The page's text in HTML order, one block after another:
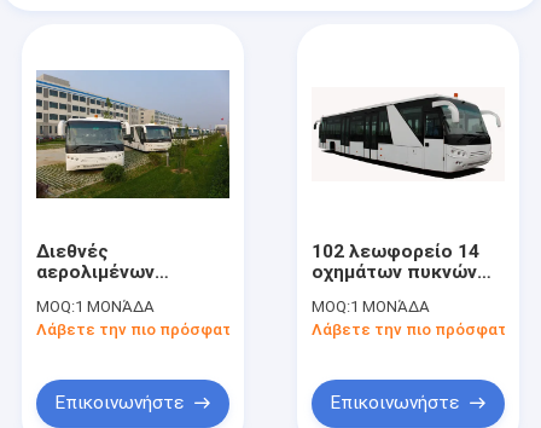
Διεθνές
αερολιμένων
δρομολογίων
λεωφορείο σώματος
το σύστημα δημόσια
διευθύνσεων DC24V
240W
MOQ:1 ΜΟΝΆΔΑ
Λάβετε την πιο πρόσφατη τιμή
Επικοινωνήστε
102 λεωφορείο 14
οχημάτων πυκνών
αερολιμένων
επιβατών
με το μόλυβδο
190H52 - όξινη
μπαταρία
MOQ:1 ΜΟΝΆΔΑ
Λάβετε την πιο πρόσφατη
Επικοινωνήστε